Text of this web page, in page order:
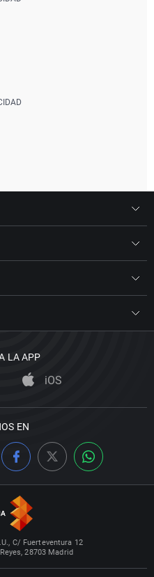
LA APP
iOS
EN
C/ Fuerteventura 12
28703 Madrid